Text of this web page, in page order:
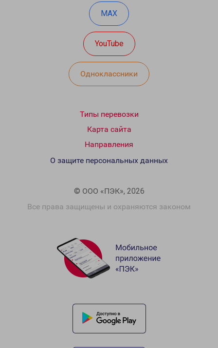
MAX
YouTube
Одноклассники
Типы перевозки
Карта сайта
Направления
© ООО «ПЭК», 2026
Все права защищены и охраняются законом
О защите персональных данных